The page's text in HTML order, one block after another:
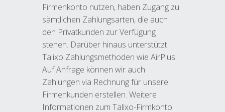
Firmenkonto nutzen, haben Zugang zu
sämtlichen Zahlungsarten, die auch
den Privatkunden zur Verfügung
stehen. Darüber hinaus unterstützt
Talixo Zahlungsmethoden wie AirPlus.
Auf Anfrage können wir auch
Zahlungen via Rechnung für unsere
Firmenkunden erstellen. Weitere
Informationen zum Talixo-Firmkonto